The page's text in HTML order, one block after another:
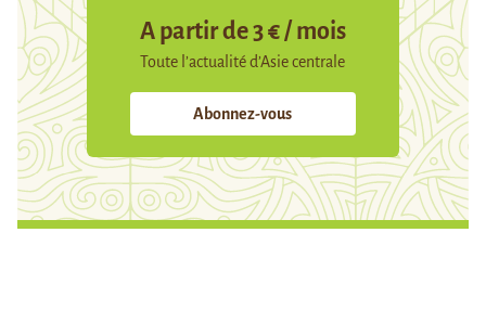
A partir de 3 € / mois
Toute l’actualité d’Asie centrale
Abonnez-vous